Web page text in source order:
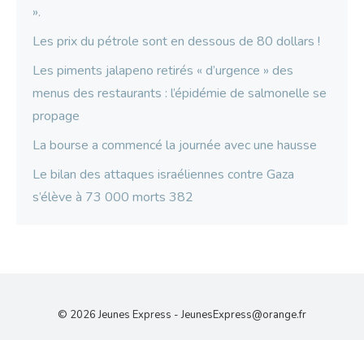
».
Les prix du pétrole sont en dessous de 80 dollars !
Les piments jalapeno retirés « d’urgence » des
menus des restaurants : l’épidémie de salmonelle se
propage
La bourse a commencé la journée avec une hausse
Le bilan des attaques israéliennes contre Gaza
s’élève à 73 000 morts 382
© 2026 Jeunes Express -JeunesExpress@orange.fr